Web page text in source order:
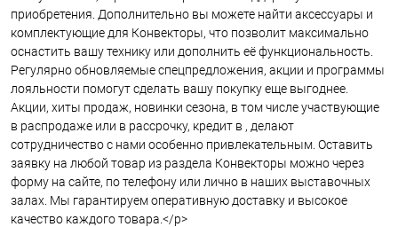
приобретения. Дополнительно вы можете найти аксессуары и
комплектующие для Конвекторы, что позволит максимально
оснастить вашу технику или дополнить её функциональность.
Регулярно обновляемые спецпредложения, акции и программы
лояльности помогут сделать вашу покупку еще выгоднее.
Акции, хиты продаж, новинки сезона, в том числе участвующие
в распродаже или в рассрочку, кредит в , делают
сотрудничество с нами особенно привлекательным. Оставить
заявку на любой товар из раздела Конвекторы можно через
форму на сайте, по телефону или лично в наших выставочных
залах. Мы гарантируем оперативную доставку и высокое
качество каждого товара.</p>